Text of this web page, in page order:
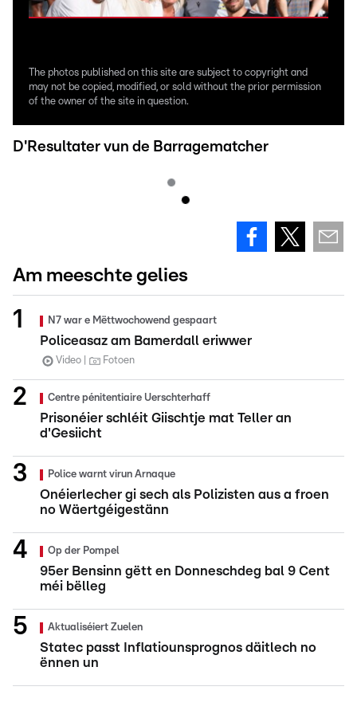
The photos published on this site are subject to copyright and
may not be copied, modified, or sold without the prior permission
of the owner of the site in question.
D'Resultater vun de Barragematcher
Am meeschte gelies
N7 war e Mëttwochowend gespaart
Policeasaz am Bamerdall eriwwer
Video Fotoen
Centre pénitentiaire Uerschterhaff
Prisonéier schléit Giischtje mat Teller an
d'Gesiicht
Police warnt virun Arnaque
Onéierlecher gi sech als Polizisten aus a froen
no Wäertgéigestänn
Op der Pompel
95er Bensinn gëtt en Donneschdeg bal 9 Cent
méi bëlleg
Aktualiséiert Zuelen
Statec passt Inflatiounsprognos däitlech no
ënnen un